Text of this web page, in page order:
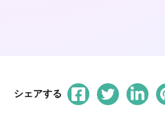
シェアする